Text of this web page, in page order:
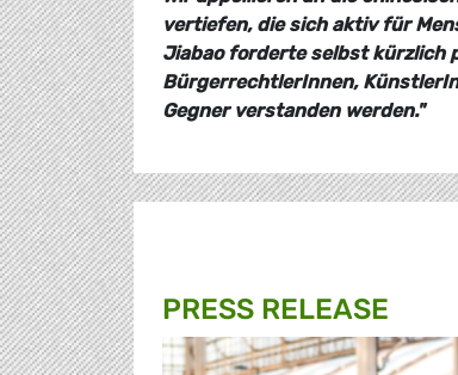
vertiefen, die sich aktiv für
Jiabao forderte selbst kürzlich
BürgerrechtlerInnen,
Gegner verstanden werden."
PRESS RELEASE